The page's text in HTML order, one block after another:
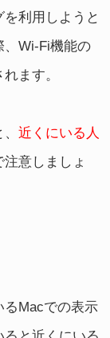
利用しようと
、Wi-Fi機能の
ます。
近くにいる人
意しましょ
るMacでの表示